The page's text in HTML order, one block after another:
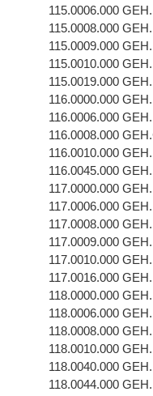
115.0006.000
115.0008.000
115.0009.000
115.0010.000
115.0019.000
116.0000.000
116.0006.000
116.0008.000
116.0010.000
116.0045.000
117.0000.000
117.0006.000
117.0008.000
117.0009.000
117.0010.000
117.0016.000
118.0000.000
118.0006.000
118.0008.000
118.0010.000
118.0040.000
118.0044.000